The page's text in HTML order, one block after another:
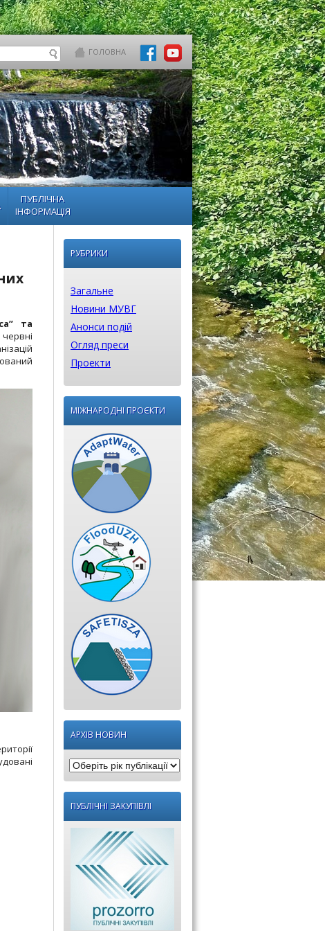
ГОЛОВНА
ПУБЛІЧНА
ІНФОРМАЦІЯ
та
РУБРИКИ
Загальне
Новини МУВГ
Анонси подій
Огляд преси
Проекти
МІЖНАРОДНІ ПРОЄКТИ
АРХІВ НОВИН
Оберіть
рік
публікації:
ПУБЛІЧНІ ЗАКУПІВЛІ